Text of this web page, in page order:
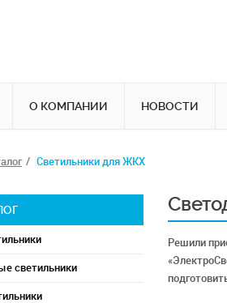
О КОМПАНИИ НОВОСТИ
Светильники для ЖКХ
Решили
светильники